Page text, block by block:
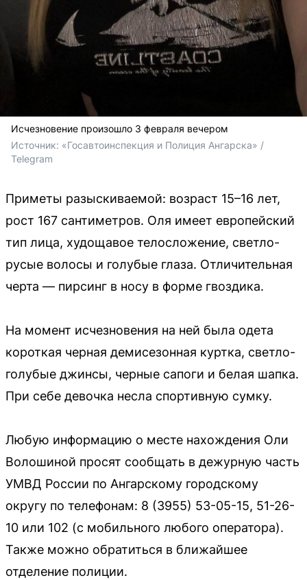
Исчезновение произошло 3 февраля вечером
Источник: «Госавтоинспекция и Полиция Ангарска» /
Telegram
Приметы разыскиваемой: возраст 15–16 лет,
рост 167 сантиметров. Оля имеет европейский
тип лица, худощавое телосложение, светло-
русые волосы и голубые глаза. Отличительная
черта — пирсинг в носу в форме гвоздика.
На момент исчезновения на ней была одета
короткая черная демисезонная куртка, светло-
голубые джинсы, черные сапоги и белая шапка.
При себе девочка несла спортивную сумку.
Любую информацию о месте нахождения Оли
Волошиной просят сообщать в дежурную часть
УМВД России по Ангарскому городскому
округу по телефонам: 8 (3955) 53-05-15, 51-26-
10 или 102 (с мобильного любого оператора).
Также можно обратиться в ближайшее
отделение полиции.